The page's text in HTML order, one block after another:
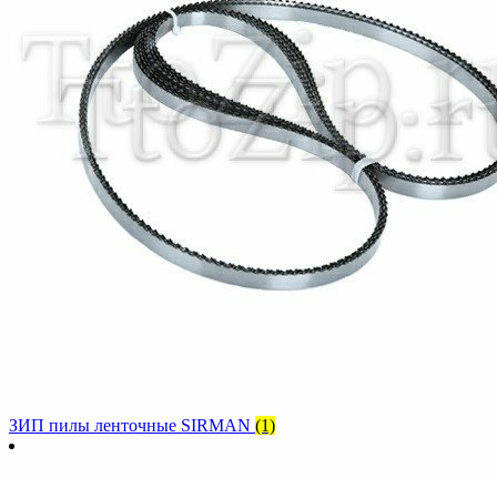
ЗИП пилы ленточные SIRMAN (1)